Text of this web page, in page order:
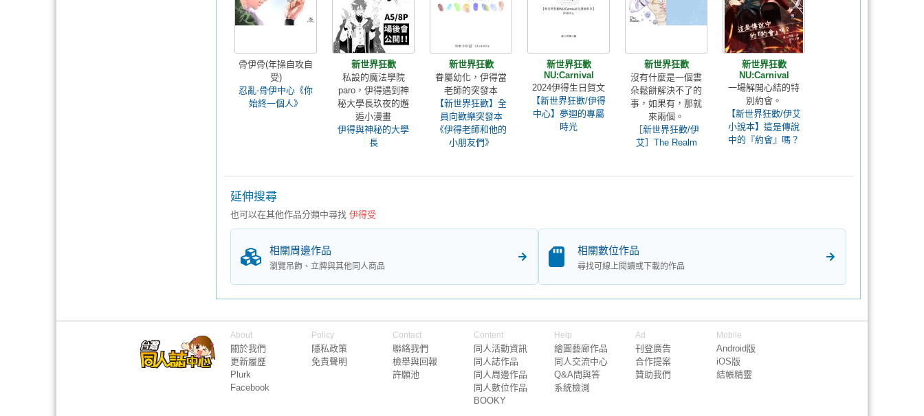
骨伊骨(年操自攻自
受)
忍亂-骨伊中心《你
始終一個人》
新世界狂歡
私設的魔法學院
paro，伊得遇到神
秘大學長玖夜的邂
逅小漫畫
伊得與神秘的大學
長
新世界狂歡
眷屬幼化，伊得當
老師的突發本
【新世界狂歡】全
員向歡樂突發本
《伊得老師和他的
小朋友們》
新世界狂歡
NU:Carnival
2024伊得生日賀文
【新世界狂歡/伊得
中心】夢迴的專屬
時光
新世界狂歡
沒有什麼是一個雲
朵鬆餅解決不了的
事，如果有，那就
來兩個。
［新世界狂歡/伊
艾］The Realm
新世界狂歡
NU:Carnival
一場解開心結的特
別約會。
【新世界狂歡/伊艾
小說本】這是傳說
中的『約會』嗎？
延伸搜尋
也可以在其他作品分類中尋找 伊得受
相關周邊作品
瀏覽吊飾、立牌與其他同人商品
相關數位作品
尋找可線上閱讀或下載的作品
About
關於我們
更新履歷
Plurk
Facebook
Policy
隱私政策
免責聲明
Contact
聯絡我們
檢舉與回報
許願池
Content
同人活動資訊
同人誌作品
同人周邊作品
同人數位作品
BOOKY
Help
繪圖藝廊作品
同人交流中心
Q&A問與答
系統檢測
Ad
刊登廣告
合作提案
贊助我們
Mobile
Android版
iOS版
結帳精靈